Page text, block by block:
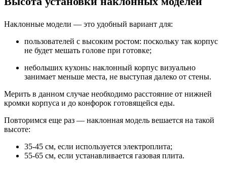
Наклонные модели — это удобный вариант для:
пользователей с высоким ростом: поскольку так корпус
не будет мешать голове при готовке;
небольших кухонь: наклонный корпус визуально
занимает меньше места, не выступая далеко от стены.
Мерить в данном случае необходимо расстояние от нижней
кромки корпуса и до конфорок готовящейся еды.
Повторимся еще раз — наклонная модель вешается на такой
высоте:
35-45 см, если используется электроплита;
55-65 см, если устанавливается газовая плита.